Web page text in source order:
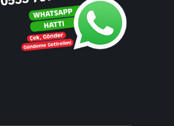
Beykoz’da yaz boyunca
kesintisiz ilaçlama!